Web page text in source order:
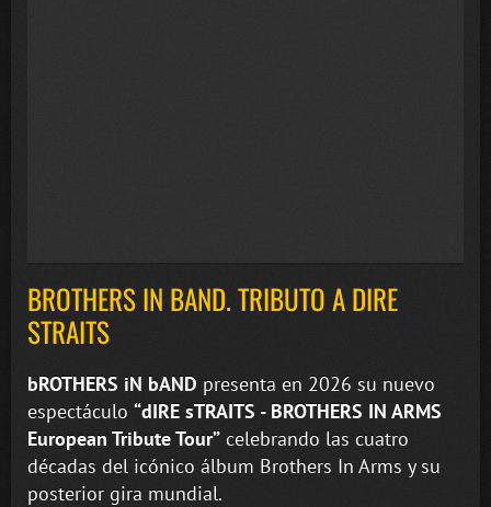
BROTHERS IN BAND. TRIBUTO A DIRE
STRAITS
bROTHERS iN bAND presenta en 2026 su nuevo
espectáculo “dIRE sTRAITS - BROTHERS IN ARMS
European Tribute Tour” celebrando las cuatro
décadas del icónico álbum Brothers In Arms y su
posterior gira mundial.